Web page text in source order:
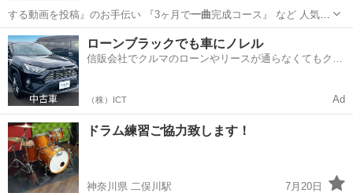
する動画を投稿』のお手伝い 『3ヶ月で一曲完成コース』 など 人気の
コースもあり…
東京 渋谷区 渋谷駅 ギター 音楽教室
ローンブラックでも車にノレル
信販会社でクルマのローンやリースが通らなくてもクル
（株）ICT Ad
ドラム練習ご協力致します！
神奈川県 二俣川駅
7月20日